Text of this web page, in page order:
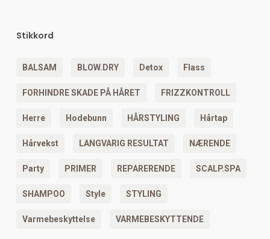
Stikkord
BALSAM BLOW.DRY Detox Flass
FORHINDRE SKADE PÅ HÅRET FRIZZKONTROLL
Herre Hodebunn HÅRSTYLING Hårtap
Hårvekst LANGVARIG RESULTAT NÆRENDE
Party PRIMER REPARERENDE SCALP.SPA
SHAMPOO Style STYLING
Varmebeskyttelse VARMEBESKYTTENDE